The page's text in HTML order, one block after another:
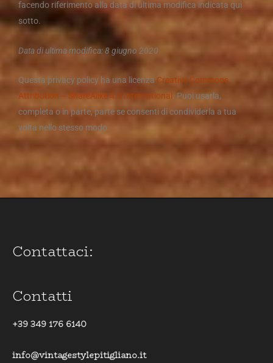
facendo riferimento alla data di ultima modifica indicata qui
sotto.
Data di ultima modifica: 8 giugno 2020
Questa privacy policy ha una licenza Creative Commons
Attribution – ShareAlike 4.0 International . Puoi usarla,
completa o in parte, parte se consenti di condividerla a tua
volta nello stesso modo.
Contattaci:
Contatti
+39 349 176 6140
info@vintagestylepitigliano.it